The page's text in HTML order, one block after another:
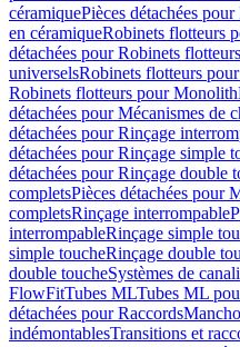
céramiquePièces détachées
en céramiqueRobinets flotteurs
détachées pour Robinets
universelsRobinets flotteurs
Robinets flotteurs pour Monolith
détachées pour Mécanismes de
détachées pour Rinçage
détachées pour Rinçage simple
détachées pour Rinçage double
completsPièces détachées pour
completsRinçage interrompable
interrompableRinçage simple
simple toucheRinçage double
double toucheSystèmes de
FlowFitTubes MLTubes ML
détachées pour Raccords
indémontablesTransitions et